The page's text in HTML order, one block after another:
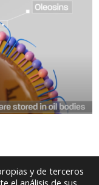
y de terceros
el análisis de sus